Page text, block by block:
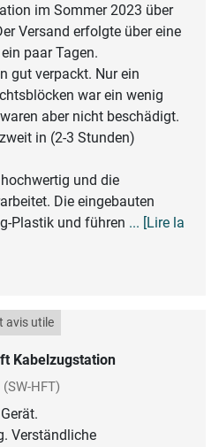
im Sommer 2023 über
Versand erfolgte über eine
paar Tagen.
gut verpackt. Nur ein
war ein wenig
aber nicht beschädigt.
in (2-3 Stunden)
und die
Die eingebauten
Plastik und führen ... [Lire la
Kabelzugstation
avis utile
(SW-HFT)
Verständliche